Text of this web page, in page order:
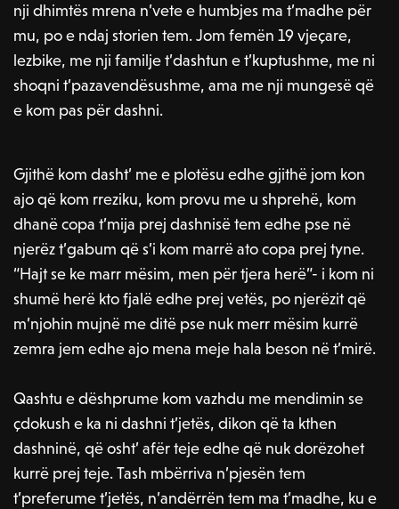
nji dhimtës mrena n’vete e humbjes ma t’madhe për
mu, po e ndaj storien tem. Jom femën 19 vjeçare,
lezbike, me nji familje t’dashtun e t’kuptushme, me ni
shoqni t’pazavendësushme, ama me nji mungesë që
e kom pas për dashni.
Gjithë kom dasht’ me e plotësu edhe gjithë jom kon
ajo që kom rreziku, kom provu me u shprehë, kom
dhanë copa t’mija prej dashnisë tem edhe pse në
njerëz t’gabum që s’i kom marrë ato copa prej tyne.
“Hajt se ke marr mësim, men për tjera herë”- i kom ni
shumë herë kto fjalë edhe prej vetës, po njerëzit që
m’njohin mujnë me ditë pse nuk merr mësim kurrë
zemra jem edhe ajo mena meje hala beson në t’mirë.
Qashtu e dëshprume kom vazhdu me mendimin se
çdokush e ka ni dashni t’jetës, dikon që ta kthen
dashninë, që osht’ afër teje edhe që nuk dorëzohet
kurrë prej teje. Tash mbërriva n’pjesën tem
t’preferume t’jetës, n’andërrën tem ma t’madhe, ku e